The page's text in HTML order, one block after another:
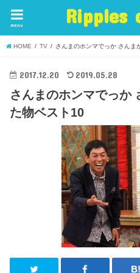
Ripples
menu
HOME TV さんまのホンマでっか さんま
2017.12.20 2019.05.28
さんまのホンマでっか
た物ベスト10